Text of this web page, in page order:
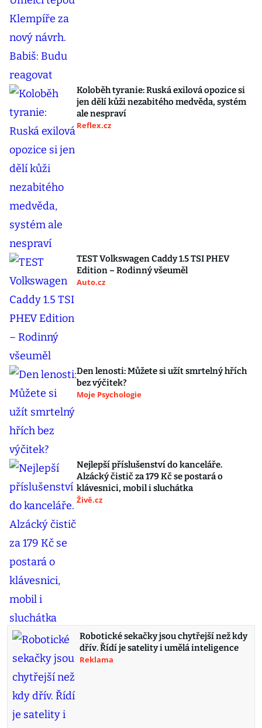
Koloběh tyranie: Ruská exilová opozice si
jen dělí kůži nezabitého medvěda, systém
ale nespraví
Reflex.cz
TEST Volkswagen Caddy 1.5 TSI PHEV
Edition – Rodinný všeuměl
Auto.cz
Den lenosti: Můžete si užít smrtelný hřích
bez výčitek?
Moje Psychologie
Nejlepší příslušenství do kanceláře.
Alzácký čistič za 179 Kč se postará o
klávesnici, mobil i sluchátka
Živě.cz
Robotické sekačky jsou chytřejší než kdy
dřív. Řídí je satelity i umělá inteligence
Reklama